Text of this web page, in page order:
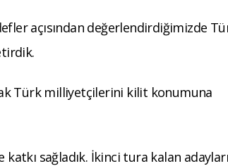
açısından değerlendirdiğimizde
Türk milliyetçilerini kilit konumuna
sağladık. İkinci tura kalan